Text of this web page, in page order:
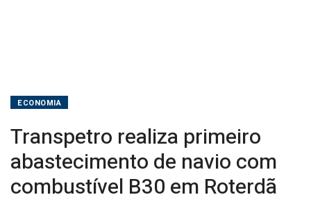
ECONOMIA
Transpetro realiza primeiro
abastecimento de navio com
combustível B30 em Roterdã